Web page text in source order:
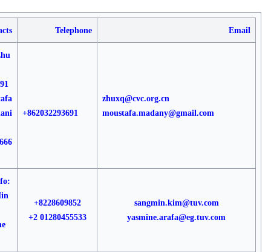
Telephone Email
+862032293691
zhuxq@cvc.org.cn
moustafa.madany@gmail.com
+8228609852
+2 01280455533
sangmin.kim@tuv.com
yasmine.arafa@eg.tuv.com